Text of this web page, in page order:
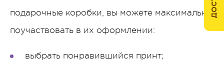
подарочные коробки, вы можете максимально
поучаствовать в их оформлении:
выбрать понравившийся принт;